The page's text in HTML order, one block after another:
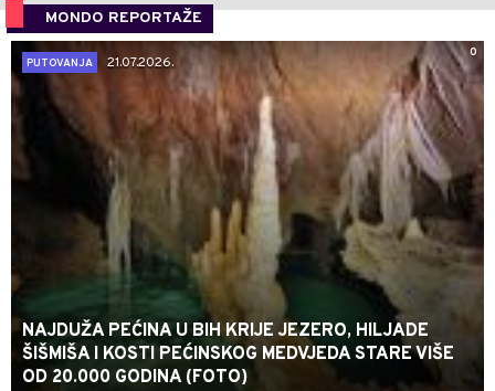
MONDO REPORTAŽE
0
PUTOVANJA
21.07.2026.
NAJDUŽA PEĆINA U BIH KRIJE JEZERO, HILJADE
ŠIŠMIŠA I KOSTI PEĆINSKOG MEDVJEDA STARE VIŠE
OD 20.000 GODINA (FOTO)